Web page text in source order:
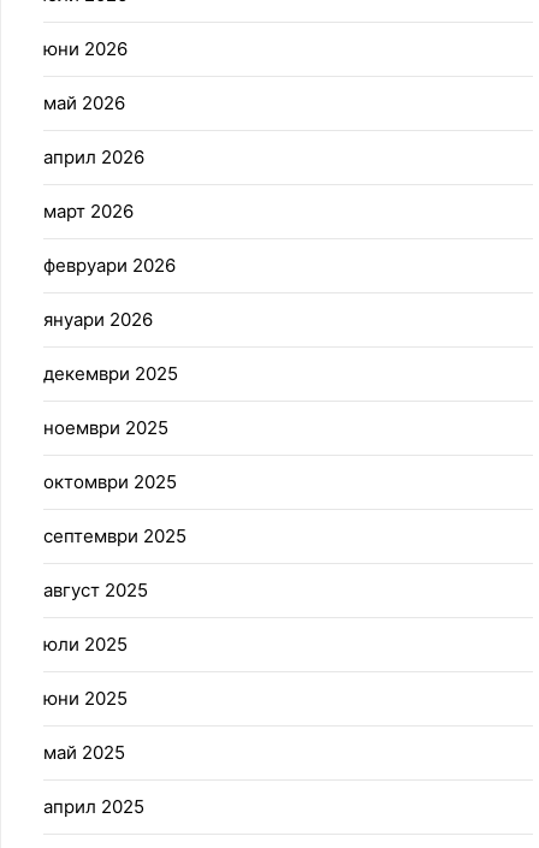
юни 2026
май 2026
април 2026
март 2026
февруари 2026
януари 2026
декември 2025
ноември 2025
октомври 2025
септември 2025
август 2025
юли 2025
юни 2025
май 2025
април 2025